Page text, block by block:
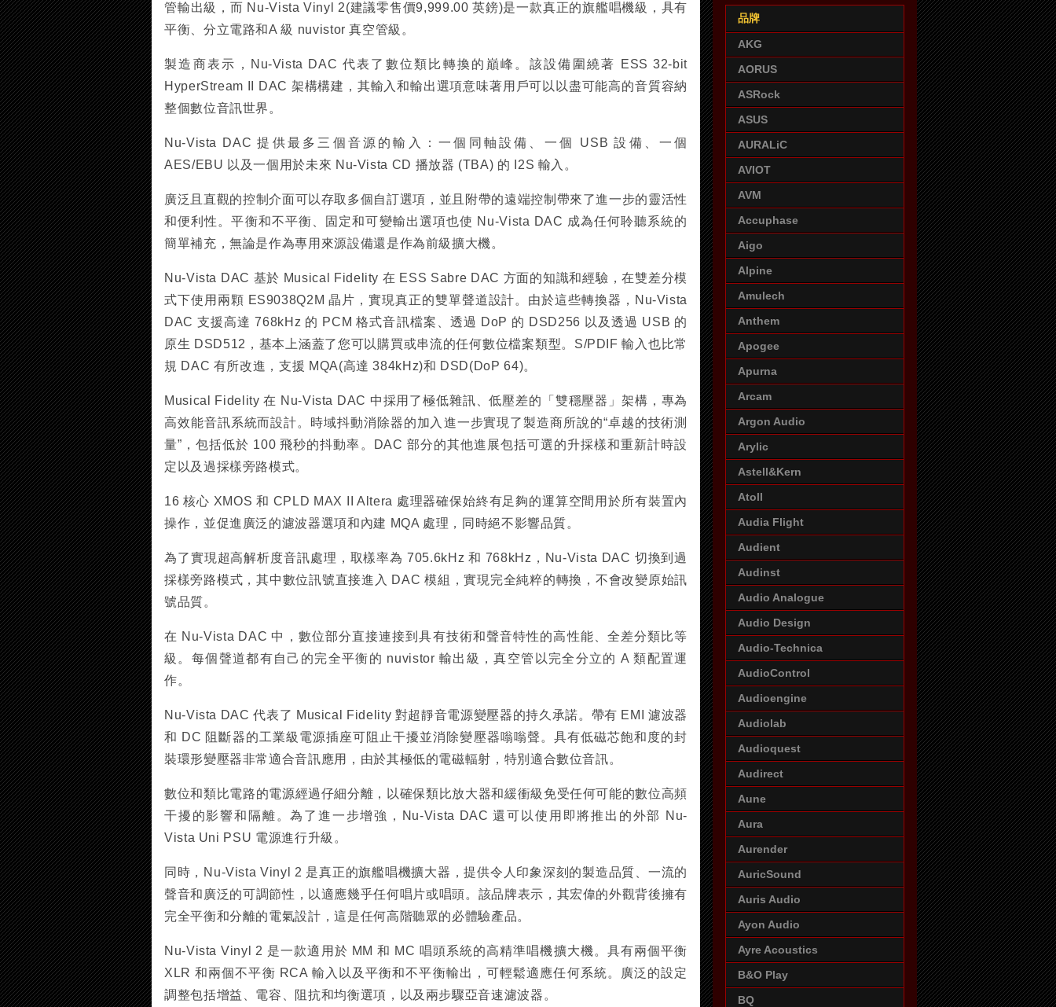
管輸出級，而 Nu-Vista Vinyl 2(建議零售價9,999.00 英鎊)是一款真正的旗艦唱機級，具有
平衡、分立電路和A 級 nuvistor 真空管級。
製造商表示，Nu-Vista DAC 代表了數位類比轉換的巔峰。該設備圍繞著 ESS 32-bit
HyperStream II DAC 架構構建，其輸入和輸出選項意味著用戶可以以盡可能高的音質容納
整個數位音訊世界。
Nu-Vista DAC 提供最多三個音源的輸入：一個同軸設備、一個 USB 設備、一個
AES/EBU 以及一個用於未來 Nu-Vista CD 播放器 (TBA) 的 I2S 輸入。
廣泛且直觀的控制介面可以存取多個自訂選項，並且附帶的遠端控制帶來了進一步的靈活性
和便利性。平衡和不平衡、固定和可變輸出選項也使 Nu-Vista DAC 成為任何聆聽系統的
簡單補充，無論是作為專用來源設備還是作為前級擴大機。
Nu-Vista DAC 基於 Musical Fidelity 在 ESS Sabre DAC 方面的知識和經驗，在雙差分模
式下使用兩顆 ES9038Q2M 晶片，實現真正的雙單聲道設計。由於這些轉換器，Nu-Vista
DAC 支援高達 768kHz 的 PCM 格式音訊檔案、透過 DoP 的 DSD256 以及透過 USB 的
原生 DSD512，基本上涵蓋了您可以購買或串流的任何數位檔案類型。S/PDIF 輸入也比常
規 DAC 有所改進，支援 MQA(高達 384kHz)和 DSD(DoP 64)。
Musical Fidelity 在 Nu-Vista DAC 中採用了極低雜訊、低壓差的「雙穩壓器」架構，專為
高效能音訊系統而設計。時域抖動消除器的加入​​進一步實現了製造商所說的“卓越的技術測
量”，包括低於 100 飛秒的抖動率。DAC 部分的其他進展包括可選的升採樣和重新計時設
定以及過採樣旁路模式。
16 核心 XMOS 和 CPLD MAX II Altera 處理器確保始終有足夠的運算空間用於所有裝置內
操作，並促進廣泛的濾波器選項和內建 MQA 處理，同時絕不影響品質。
為了實現超高解析度音訊處理，取樣率為 705.6kHz 和 768kHz，Nu-Vista DAC 切換到過
採樣旁路模式，其中數位訊號直接進入 DAC 模組，實現完全純粹的轉換，不會改變原始訊
號品質。
在 Nu-Vista DAC 中，數位部分直接連接到具有技術和聲音特性的高性能、全差分類比等
級。每個聲道都有自己的完全平衡的 nuvistor 輸出級，真空管以完全分立的 A 類配置運
作。
Nu-Vista DAC 代表了 Musical Fidelity 對超靜音電源變壓器的持久承諾。帶有 EMI 濾波器
和 DC 阻斷器的工業級電源插座可阻止干擾並消除變壓器嗡嗡聲。具有低磁芯飽和度的封
裝環形變壓器非常適合音訊應用，由於其極低的電磁輻射，特別適合數位音訊。
數位和類比電路的電源經過仔細分離，以確保類比放大器和緩衝級免受任何可能的數位高頻
干擾的影響和隔離。為了進一步增強，Nu-Vista DAC 還可以使用即將推出的外部 Nu-
Vista Uni PSU 電源進行升級。
同時，Nu-Vista Vinyl 2 是真正的旗艦唱機擴大器，提供令人印象深刻的製造品質、一流的
聲音和廣泛的可調節性，以適應幾乎任何唱片或唱頭。該品牌表示，其宏偉的外觀背後擁有
完全平衡和分離的電氣設計，這是任何高階聽眾的必體驗產品。
Nu-Vista Vinyl 2 是一款適用於 MM 和 MC 唱頭系統的高精準唱機擴大機。具有兩個平衡
XLR 和兩個不平衡 RCA 輸入以及平衡和不平衡輸出，可輕鬆適應任何系統。廣泛的設定
調整包括增益、電容、阻抗和均衡選項，以及兩步驟亞音速濾波器。
品牌
AKG
AORUS
ASRock
ASUS
AURALiC
AVIOT
AVM
Accuphase
Aigo
Alpine
Amulech
Anthem
Apogee
Apurna
Arcam
Argon Audio
Arylic
Astell&Kern
Atoll
Audia Flight
Audient
Audinst
Audio Analogue
Audio Design
Audio-Technica
AudioControl
Audioengine
Audiolab
Audioquest
Audirect
Aune
Aura
Aurender
AuricSound
Auris Audio
Ayon Audio
Ayre Acoustics
B&O Play
BQ